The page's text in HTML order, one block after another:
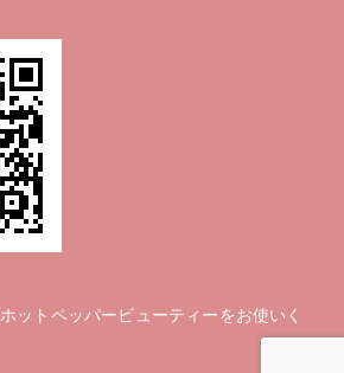
ホットペッパービューティー をお使いく